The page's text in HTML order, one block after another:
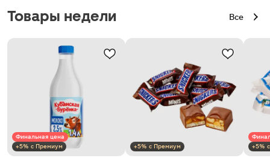
Товары недели Все
Финальная цена
+5% с Премиум
+5% с Премиум
+5%